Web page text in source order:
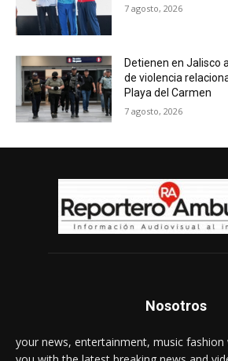
7 agosto, 2026
Detienen en Jalisco
de violencia
Playa del Carmen
7 agosto, 2026
Nosotros
your news, entertainment, music fashion